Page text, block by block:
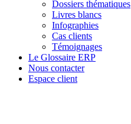
Dossiers thématiques
Livres blancs
Infographies
Cas clients
Témoignages
Le Glossaire ERP
Nous contacter
Espace client